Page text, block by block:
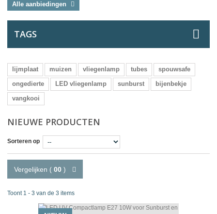
Alle aanbiedingen
TAGS
lijmplaat muizen vliegenlamp tubes
spouwsafe
ongedierte
LED vliegenlamp sunburst
bijenbekje
vangkooi
NIEUWE PRODUCTEN
Sorteren op
Vergelijken ( 00 )
Toont 1 - 3 van de 3 items